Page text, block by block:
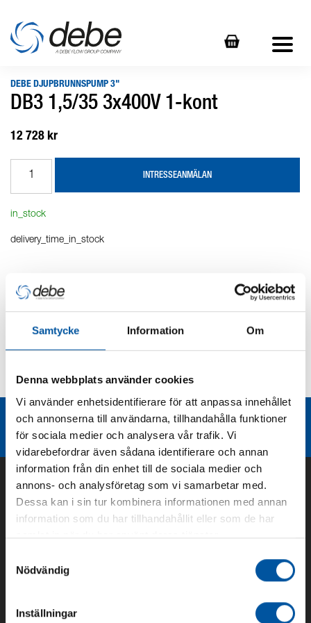
Samtycke Information Om
Denna webbplats använder cookies
Vi använder enhetsidentifierare för att anpassa innehållet
och annonserna till användarna, tillhandahålla funktioner
för sociala medier och analysera vår trafik. Vi
vidarebefordrar även sådana identifierare och annan
information från din enhet till de sociala medier och
annons- och analysföretag som vi samarbetar med.
Dessa kan i sin tur kombinera informationen med annan
information som du har tillhandahållit eller som de har
samlat in när du har använt deras tjänster.
Nödvändig
Inställningar
DEBE DJUPBRUNNSPUMP 3"
DB3 1,5/35 3x400V 1-kont
12 728 kr
INTRESSEANMÄLAN
in_stock
delivery_time_in_stock
Produktbeskrivning
Kurvor
Teknisk dokumentation
Liknande produktgrupper
Om oss